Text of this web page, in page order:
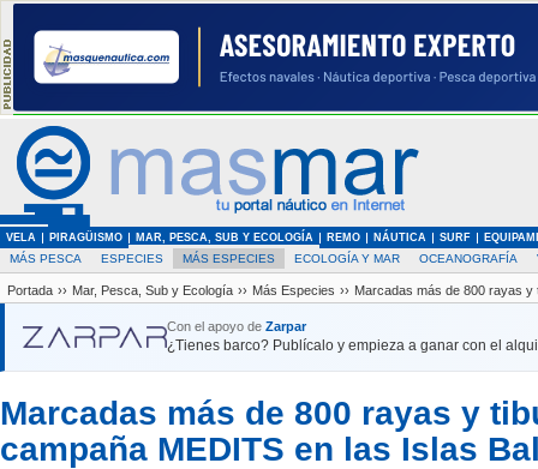
VELA PIRAGÜISMO MAR, PESCA, SUB Y ECOLOGÍA REMO NÁUTICA SURF
MÁS PESCA ESPECIES MÁS ESPECIES ECOLOGÍA Y MAR OCEANOGRAFÍA
Portada ›› Mar, Pesca, Sub y Ecología ›› Más Especies ›› Marcadas más de 800 rayas y
Con el apoyo de Zarpar
¿Tienes barco? Publícalo y empieza a ganar con el
Marcadas más de 800 rayas y
campaña MEDITS en las Islas